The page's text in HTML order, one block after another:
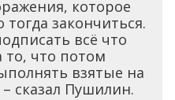
которое
закончиться.
всё что
то, что потом
взятые на
– сказал Пушилин.